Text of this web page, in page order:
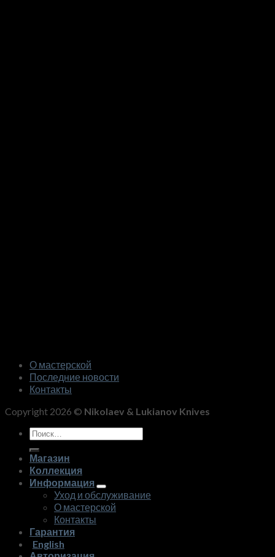
О мастерской
Последние новости
Контакты
Copyright 2026 © Nikolaev & Lukianov Knives
Искать:
Магазин
Коллекция
Информация
Уход и обслуживание
О мастерской
Контакты
Гарантия
English